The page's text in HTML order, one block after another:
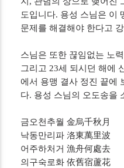
도입니다. 용성 스님은 이
문제를 해결해야 한다고
스님은 또한 끊임없는 노
그리고 23세 되시던 해에
에서 용맹 결사 정진 끝에
다. 용성 스님의 오도송을
금오천추월 金烏千秋月
낙동만리파 洛東萬里波
어주하처거 漁舟何處去
의구숙로화 依舊宿蘆花